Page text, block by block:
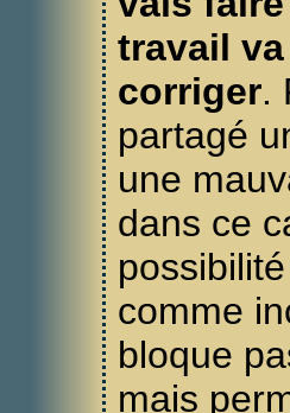
travail
corriger.
partagé
une
dans ce
comme
bloque
mais